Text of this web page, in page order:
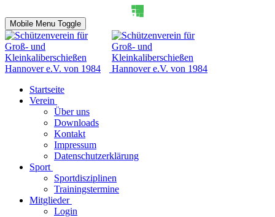
Mobile Menu Toggle
Startseite
Verein
Über uns
Downloads
Kontakt
Impressum
Datenschutzerklärung
Sport
Sportdisziplinen
Trainingstermine
Mitglieder
Login